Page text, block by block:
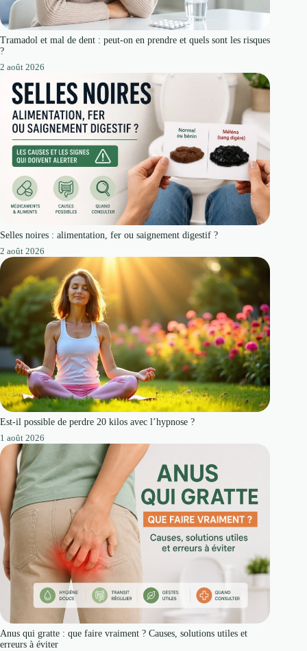
Tramadol et mal de dent : peut-on en prendre et quels sont les risques
?
2 août 2026
Selles noires : alimentation, fer ou saignement digestif ?
2 août 2026
Est-il possible de perdre 20 kilos avec l’hypnose ?
1 août 2026
Anus qui gratte : que faire vraiment ? Causes, solutions utiles et
erreurs à éviter